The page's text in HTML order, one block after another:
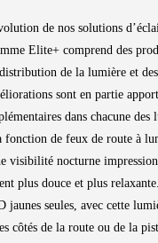
de nos solutions
Elite+ comprend des
de la lumière et
sont en partie
dans chacune
fonction de feux de route à
visibilité nocturne
plus douce et plus
jaunes seules, avec cette
côtés de la route ou de la